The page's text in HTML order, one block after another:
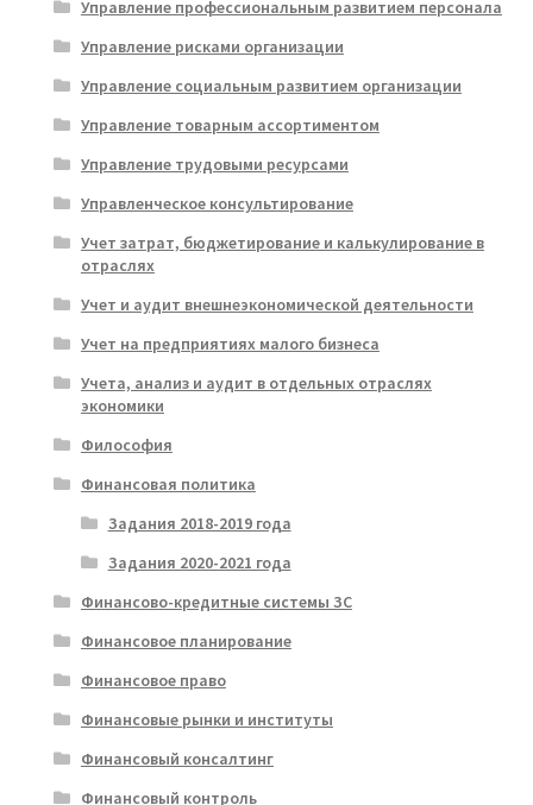
Управление профессиональным развитием персонала
Управление рисками организации
Управление социальным развитием организации
Управление товарным ассортиментом
Управление трудовыми ресурсами
Управленческое консультирование
Учет затрат, бюджетирование и калькулирование в
отраслях
Учет и аудит внешнеэкономической деятельности
Учет на предприятиях малого бизнеса
Учета, анализ и аудит в отдельных отраслях
экономики
Философия
Финансовая политика
Задания 2018-2019 года
Задания 2020-2021 года
Финансово-кредитные системы ЗС
Финансовое планирование
Финансовое право
Финансовые рынки и институты
Финансовый консалтинг
Финансовый контроль